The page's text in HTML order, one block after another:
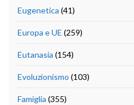
Eugenetica (41)
Europa e UE (259)
Eutanasia (154)
Evoluzionismo (103)
Famiglia (355)